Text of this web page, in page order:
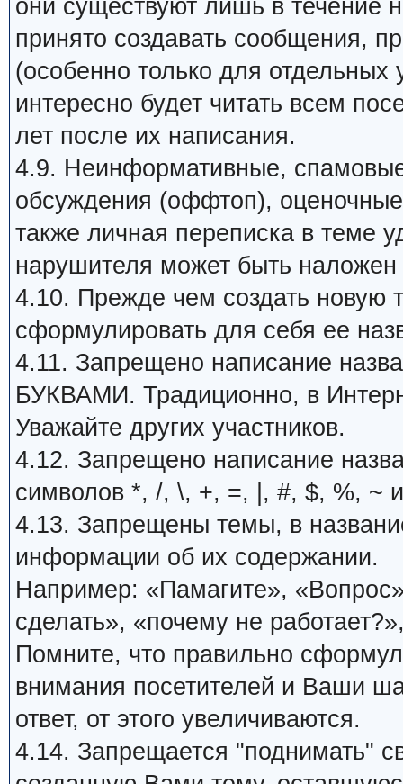
они существуют лишь в течение
принято создавать сообщения,
(особенно только для
интересно будет читать всем
лет после их написания.
4.9. Неинформативные,
обсуждения (оффтоп),
также личная переписка в теме
нарушителя может быть наложен
4.10. Прежде чем создать новую
сформулировать для себя ее
4.11. Запрещено написание
БУКВАМИ. Традиционно, в
Уважайте других участников.
4.12. Запрещено написание
символов *, /, \, +, =, |, #, $, %, ~ и
4.13. Запрещены темы, в
информации об их содержании.
Например: «Памагите»,
сделать», «почему не
Помните, что правильно
внимания посетителей и Ваши
ответ, от этого увеличиваются.
4.14. Запрещается "поднимать"